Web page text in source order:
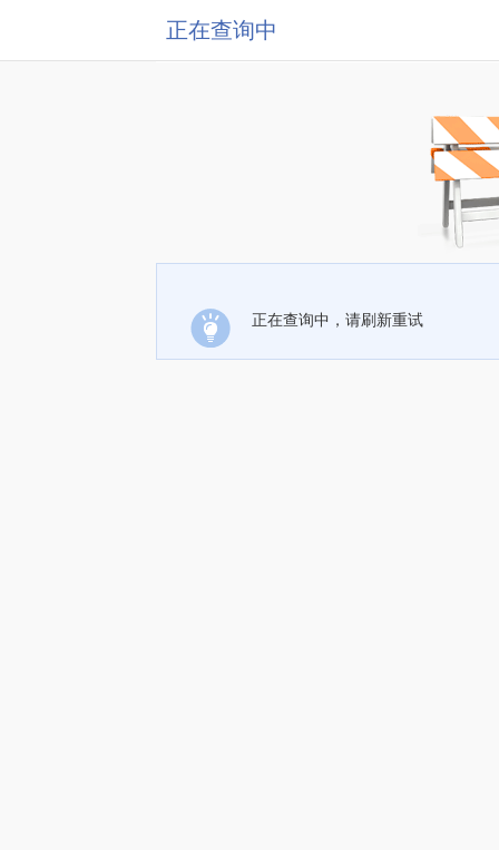
正在查询中
正在查询中，请刷新重试